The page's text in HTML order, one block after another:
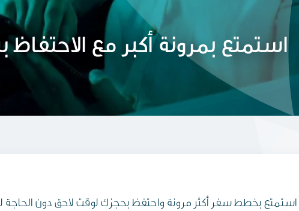
استمتع بمرونة أكبر مع